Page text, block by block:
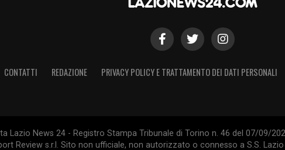
CONTATTI REDAZIONE PRIVACY POLICY E TRATTAMENTO DEI DATI PERSONALI
Lazio News 24 - Registro Stampa Tribunale di Torino n. 46 del 07/09/
Review s.r.l. Sito non ufficiale, non autorizzato o connesso a S.S.